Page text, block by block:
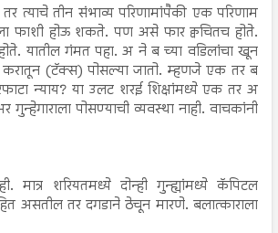
त्याचे तीन संभाव्य परिणामांपैकी एक परिणाम
फाशी होऊ शकते. पण असे फार क्वचितच होते.
यातील गंमत पहा. अ ने ब च्या वडिलांचा खून
(टॅक्स) पोसल्या जातो. म्हणजे एक तर ब
न्याय? या उलट शरई शिक्षांमध्ये एक तर अ
पोसण्याची व्यवस्था नाही. वाचकांनी
मात्र शरियतमध्ये दोन्ही गुन्ह्यांमध्ये कॅपिटल
असतील तर दगडाने ठेचून मारणे. बलात्काराला